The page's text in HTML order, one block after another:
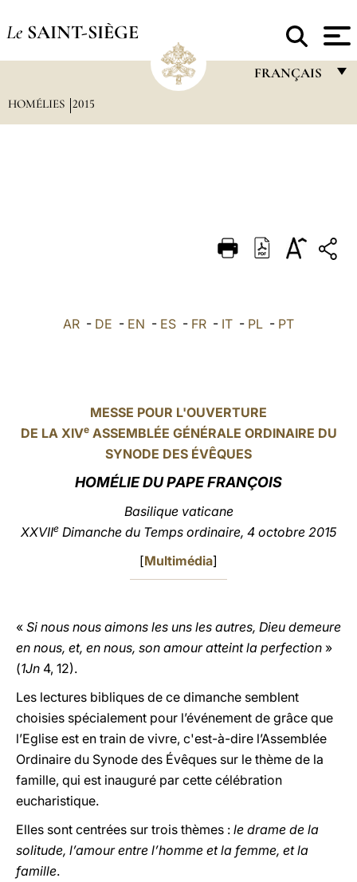
Le SAINT-SIÈGE
FRANÇAIS
DEUTSCH
العربيّة
HOMÉLIES 2015
AR - DE - EN - ES - FR - IT - PL - PT
MESSE POUR L'OUVERTURE
DE LA XIVeASSEMBLÉE GÉNÉRALE ORDINAIRE DU
SYNODE DES ÉVÊQUES
HOMÉLIE DU PAPE FRANÇOIS
Basilique vaticane
XXVIIe Dimanche du Temps ordinaire, 4 octobre 2015
[Multimédia]
« Si nous nous aimons les uns les autres, Dieu demeure
en nous, et, en nous, son amour atteint la perfection »
(1Jn 4, 12).
Les lectures bibliques de ce dimanche semblent
choisies spécialement pour l’événement de grâce que
l’Eglise est en train de vivre, c'est-à-dire l’Assemblée
Ordinaire du Synode des Évêques sur le thème de la
famille, qui est inauguré par cette célébration
eucharistique.
Elles sont centrées sur trois thèmes : le drame de la
solitude, l’amour entre l’homme et la femme, et la
famille.